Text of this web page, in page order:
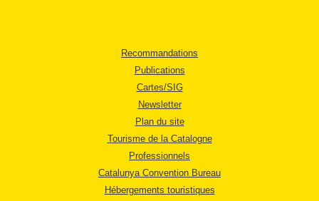
Recommandations
Publications
Cartes/SIG
Newsletter
Plan du site
Tourisme de la Catalogne
Professionnels
Catalunya Convention Bureau
Hébergements touristiques